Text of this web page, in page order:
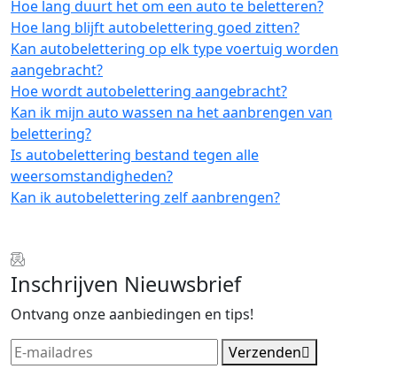
Hoe lang duurt het om een auto te beletteren?
Hoe lang blijft autobelettering goed zitten?
Kan autobelettering op elk type voertuig worden
aangebracht?
Hoe wordt autobelettering aangebracht?
Kan ik mijn auto wassen na het aanbrengen van
belettering?
Is autobelettering bestand tegen alle
weersomstandigheden?
Kan ik autobelettering zelf aanbrengen?
Inschrijven Nieuwsbrief
Ontvang onze aanbiedingen en tips!
Verzenden